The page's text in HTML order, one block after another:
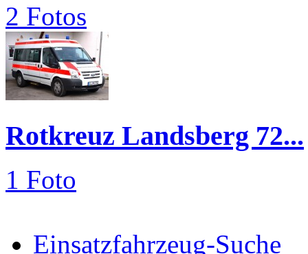
2 Fotos
Rotkreuz Landsberg 72...
1 Foto
Einsatzfahrzeug-Suche